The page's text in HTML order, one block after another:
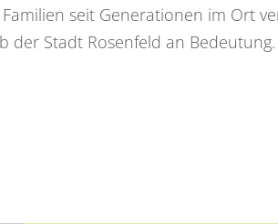
seit Generationen im Ort
der Stadt Rosenfeld an Bedeutung.